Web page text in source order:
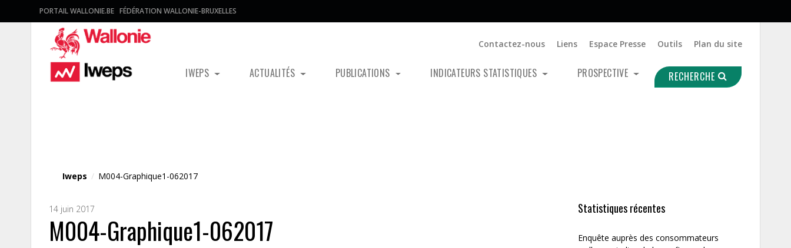
PORTAIL WALLONIE.BE FÉDÉRATION WALLONIE-BRUXELLES
Contactez-nous Liens Espace Presse Outils Plan du site
IWEPS ACTUALITÉS PUBLICATIONS INDICATEURS STATISTIQUES PROSPECTIVE RECHERCHE
Iweps / M004-Graphique1-062017
14 juin 2017
M004-Graphique1-062017
Statistiques récentes
Enquête auprès des consommateurs